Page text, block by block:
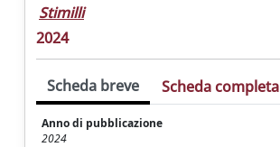
Stimilli
2024
Scheda breve Scheda completa
Anno di pubblicazione
2024